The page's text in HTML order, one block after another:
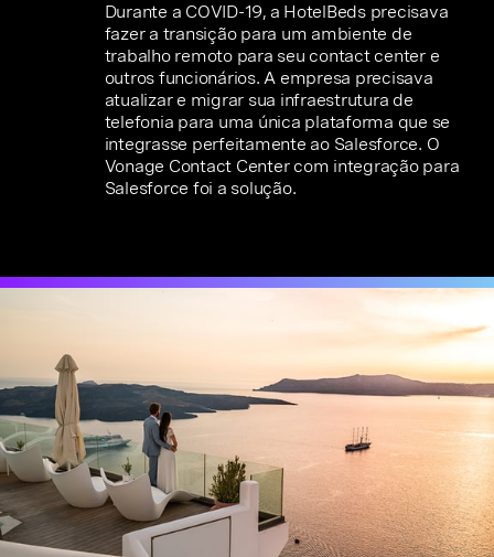
Durante a COVID-19, a HotelBeds precisava
fazer a transição para um ambiente de
trabalho remoto para seu contact center e
outros funcionários. A empresa precisava
atualizar e migrar sua infraestrutura de
telefonia para uma única plataforma que se
integrasse perfeitamente ao Salesforce. O
Vonage Contact Center com integração para
Salesforce foi a solução.